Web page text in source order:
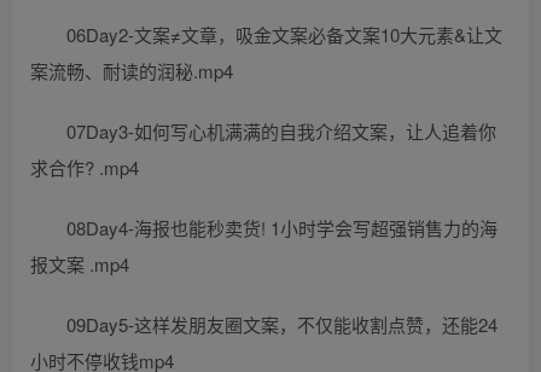
06Day2-文案≠文章，吸金文案必备文案10大元素&让文
案流畅、耐读的润秘.mp4
07Day3-如何写心机满满的自我介绍文案，让人追着你
求合作? .mp4
08Day4-海报也能秒卖货! 1小时学会写超强销售力的海
报文案 .mp4
09Day5-这样发朋友圈文案，不仅能收割点赞，还能24
小时不停收钱mp4